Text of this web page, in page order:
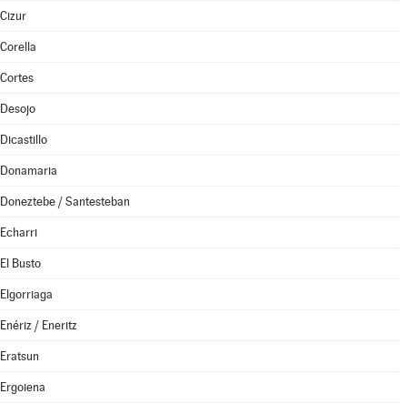
Cizur
Corella
Cortes
Desojo
Dicastillo
Donamaria
Doneztebe / Santesteban
Echarri
El Busto
Elgorriaga
Enériz / Eneritz
Eratsun
Ergoiena